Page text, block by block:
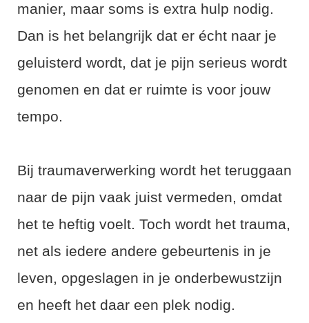
manier, maar soms is extra hulp nodig.
Dan is het belangrijk dat er écht naar je
geluisterd wordt, dat je pijn serieus wordt
genomen en dat er ruimte is voor jouw
tempo.
Bij traumaverwerking wordt het teruggaan
naar de pijn vaak juist vermeden, omdat
het te heftig voelt. Toch wordt het trauma,
net als iedere andere gebeurtenis in je
leven, opgeslagen in je onderbewustzijn
en heeft het daar een plek nodig.